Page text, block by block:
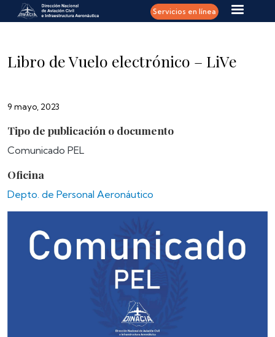
Pasar al contenido principal Servicios en línea
Libro de Vuelo electrónico – LiVe
9 mayo, 2023
Tipo de publicación o documento
Comunicado PEL
Oficina
Depto. de Personal Aeronáutico